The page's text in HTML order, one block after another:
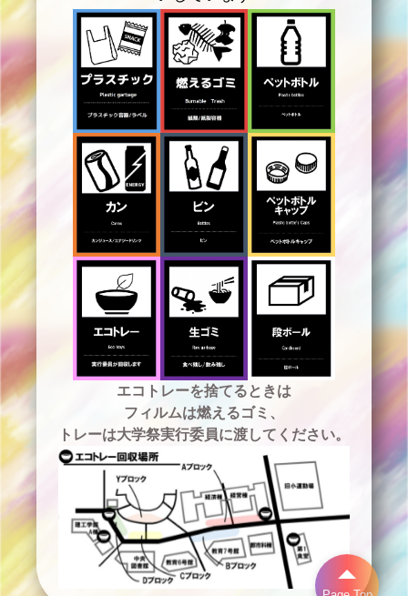
エコトレーを捨てるときは
フィルムは燃えるゴミ、
トレーは大学祭実行委員に渡してください。